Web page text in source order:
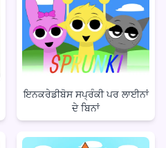
ਇਨਕਰੇਡੀਬੋਸ ਸਪ੍ਰੰਕੀ ਪਰ ਲਾਈਨਾਂ
ਦੇ ਬਿਨਾਂ